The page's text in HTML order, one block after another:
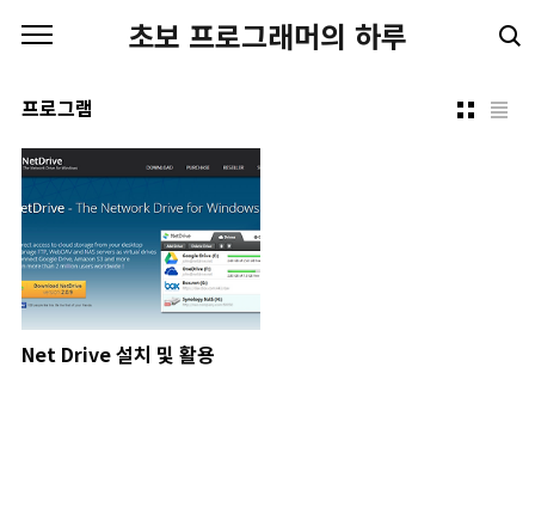
초보 프로그래머의 하루
프로그램
Net Drive 설치 및 활용